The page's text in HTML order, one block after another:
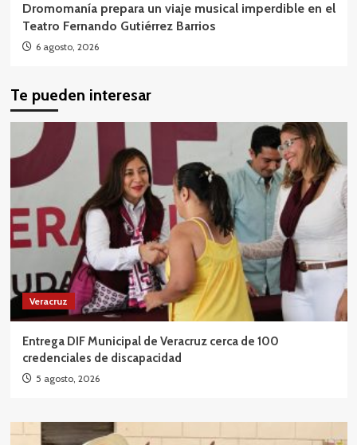
Dromomanía prepara un viaje musical imperdible en el
Teatro Fernando Gutiérrez Barrios
6 agosto, 2026
Te pueden interesar
Veracruz
Entrega DIF Municipal de Veracruz cerca de 100
credenciales de discapacidad
5 agosto, 2026